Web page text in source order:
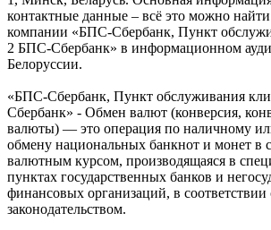
контактные данные – всё это можно
компании «БПС-Сбербанк, Пункт
2 БПС-Сбербанк» в информационном
Белоруссии.
«БПС-Сбербанк, Пункт обслуживания
Сбербанк» - Обмен валют (конверсия,
валюты) — это операция по наличному
обмену национальных банкнот и монет в
валютным курсом, производящаяся в
пунктах государственных банков и
финансовых организаций, в
законодательством.